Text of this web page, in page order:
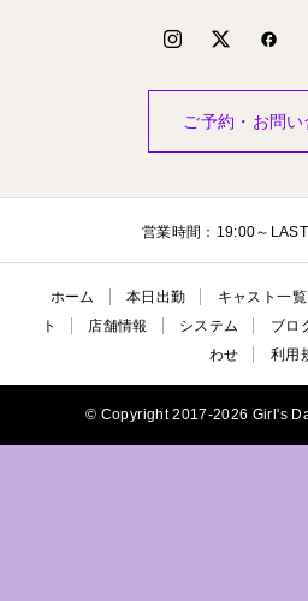
ご予約・お問い
営業時間：19:00～LAST
ホーム 本日出勤 キャスト一覧
ト
店舗情報 システム ブロ
わせ
利用
© Copyright 2017-2026 Girl's